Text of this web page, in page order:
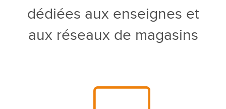
dédiées aux enseignes et
aux réseaux de magasins